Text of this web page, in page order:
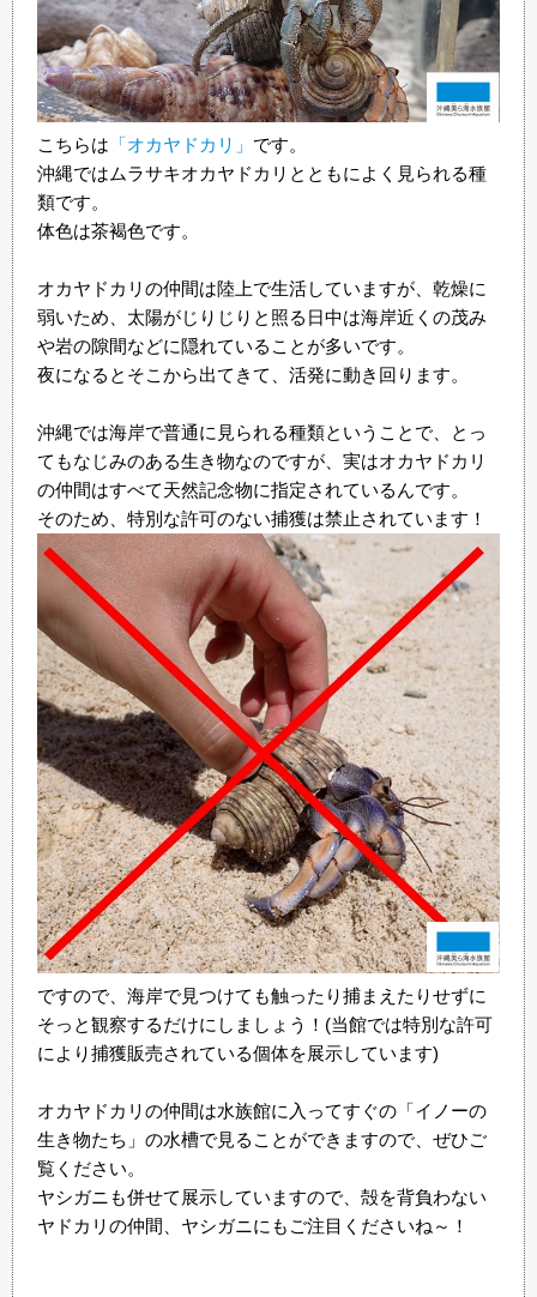
こちらは 「オカヤドカリ」 です。
沖縄ではムラサキオカヤドカリとともによく見られる種
類です。
体色は茶褐色です。
オカヤドカリの仲間は陸上で生活していますが、乾燥に
弱いため、太陽がじりじりと照る日中は海岸近くの茂み
や岩の隙間などに隠れていることが多いです。
夜になるとそこから出てきて、活発に動き回ります。
沖縄では海岸で普通に見られる種類ということで、とっ
てもなじみのある生き物なのですが、実はオカヤドカリ
の仲間はすべて天然記念物に指定されているんです。
そのため、特別な許可のない捕獲は禁止されています！
ですので、海岸で見つけても触ったり捕まえたりせずに
そっと観察するだけにしましょう！(当館では特別な許可
により捕獲販売されている個体を展示しています)
オカヤドカリの仲間は水族館に入ってすぐの「イノーの
生き物たち」の水槽で見ることができますので、ぜひご
覧ください。
ヤシガニも併せて展示していますので、殻を背負わない
ヤドカリの仲間、ヤシガニにもご注目くださいね～！